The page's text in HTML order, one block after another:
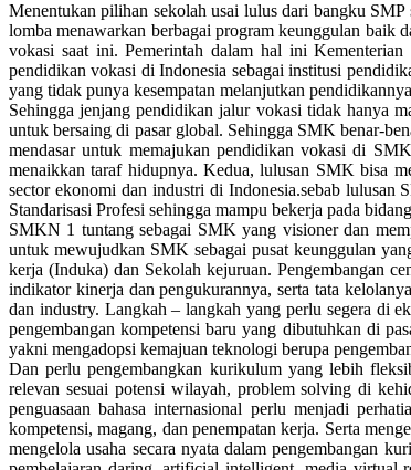
Menentukan pilihan sekolah usai lulus dari bangku
lomba menawarkan berbagai program keunggulan baik
vokasi saat ini. Pemerintah dalam hal ini
pendidikan vokasi di Indonesia sebagai institusi
yang tidak punya kesempatan melanjutkan
Sehingga jenjang pendidikan jalur vokasi tidak hanya
untuk bersaing di pasar global. Sehingga SMK benar-
mendasar untuk memajukan pendidikan vokasi di
menaikkan taraf hidupnya. Kedua, lulusan SMK bisa
sector ekonomi dan industri di Indonesia.sebab
Standarisasi Profesi sehingga mampu bekerja pada
SMKN 1 tuntang sebagai SMK yang visioner dan
untuk mewujudkan SMK sebagai pusat keunggulan
kerja (Induka) dan Sekolah kejuruan. Pengembangan
indikator kinerja dan pengukurannya, serta tata
dan industry. Langkah – langkah yang perlu segera di
pengembangan kompetensi baru yang dibutuhkan di
yakni mengadopsi kemajuan teknologi berupa
Dan perlu pengembangkan kurikulum yang lebih
relevan sesuai potensi wilayah, problem solving di
penguasaan bahasa internasional perlu menjadi
kompetensi, magang, dan penempatan kerja. Serta
mengelola usaha secara nyata dalam pengembangan